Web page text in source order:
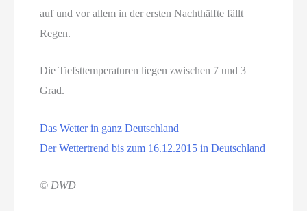
auf und vor allem in der ersten Nachthälfte fällt
Regen.
Die Tiefsttemperaturen liegen zwischen 7 und 3
Grad.
Das Wetter in ganz Deutschland
Der Wettertrend bis zum 16.12.2015 in Deutschland
© DWD